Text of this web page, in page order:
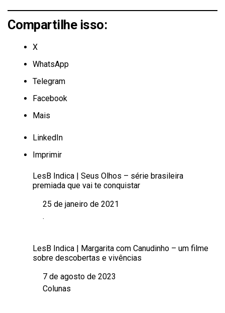
Compartilhe isso:
X
WhatsApp
Telegram
Facebook
Mais
LinkedIn
Imprimir
LesB Indica | Seus Olhos – série brasileira
premiada que vai te conquistar
Data
25 de janeiro de 2021
Em relação a
.
LesB Indica | Margarita com Canudinho – um filme
sobre descobertas e vivências
Data7 de agosto de 2023
Em relação a
Colunas